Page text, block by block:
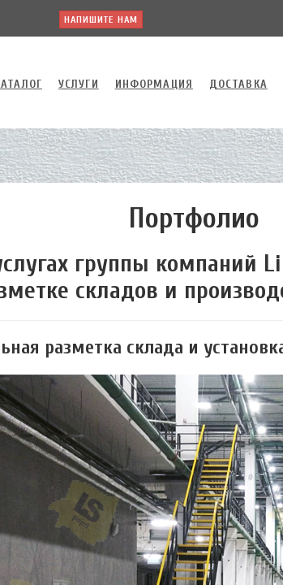
НАПИШИТЕ НАМ
УСЛУГИ ИНФОРМАЦИЯ ДОСТАВКА
Портфолио
группы компаний
складов и
разметка склада и